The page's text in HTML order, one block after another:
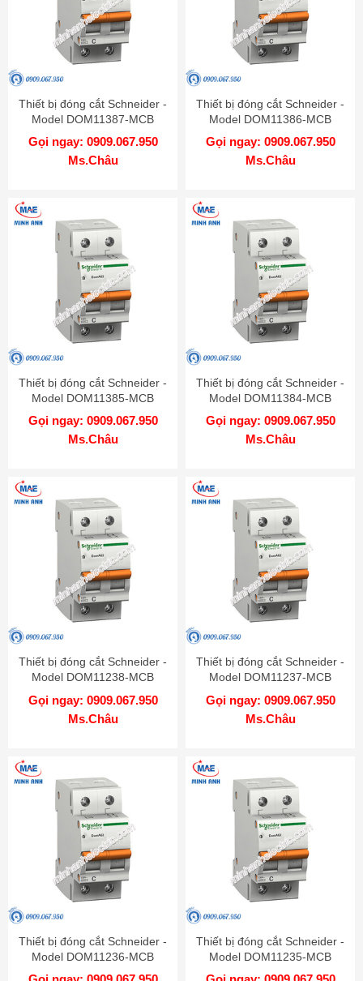
Thiết bị đóng cắt Schneider -
Model DOM11387-MCB
Gọi ngay: 0909.067.950
Ms.Châu
Thiết bị đóng cắt Schneider -
Model DOM11386-MCB
Gọi ngay: 0909.067.950
Ms.Châu
Thiết bị đóng cắt Schneider -
Model DOM11385-MCB
Gọi ngay: 0909.067.950
Ms.Châu
Thiết bị đóng cắt Schneider -
Model DOM11384-MCB
Gọi ngay: 0909.067.950
Ms.Châu
Thiết bị đóng cắt Schneider -
Model DOM11238-MCB
Gọi ngay: 0909.067.950
Ms.Châu
Thiết bị đóng cắt Schneider -
Model DOM11237-MCB
Gọi ngay: 0909.067.950
Ms.Châu
Thiết bị đóng cắt Schneider -
Model DOM11236-MCB
Thiết bị đóng cắt Schneider -
Model DOM11235-MCB